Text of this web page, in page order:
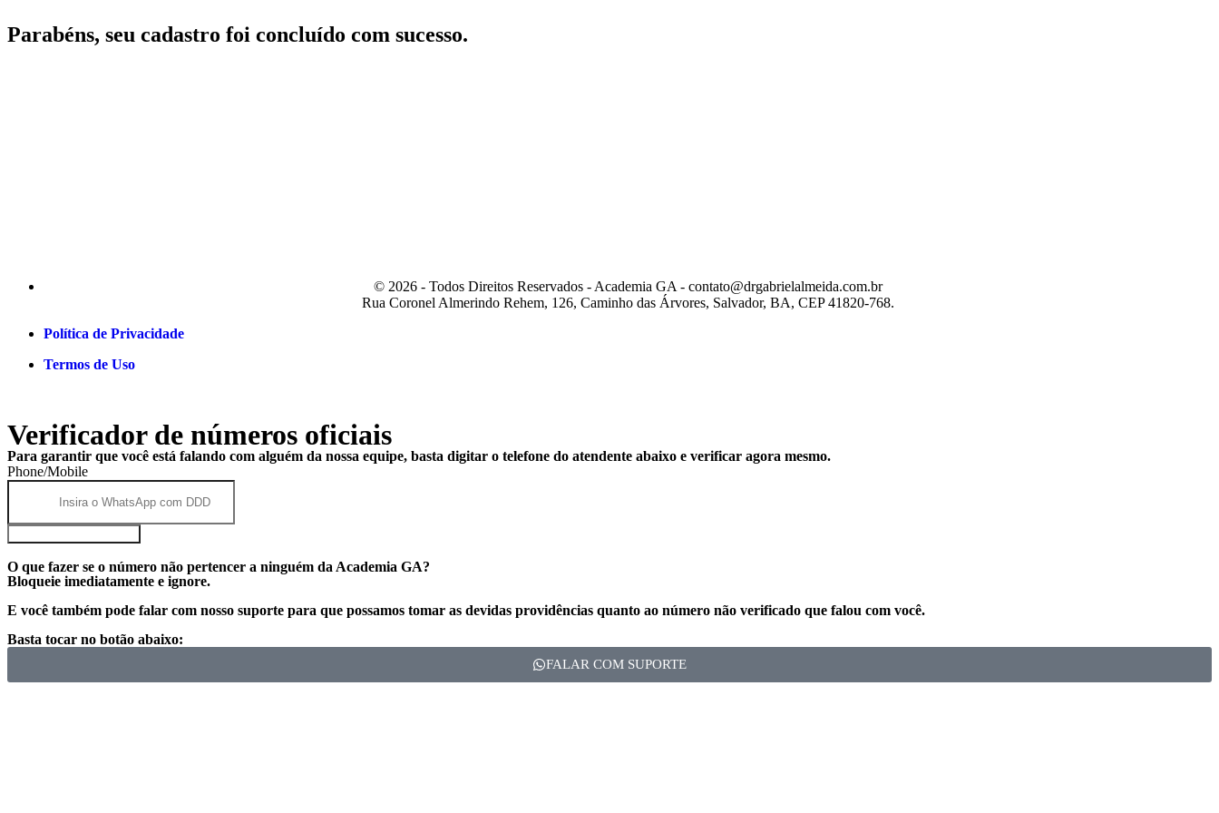
Parabéns, seu cadastro foi concluído com sucesso.
© 2026 - Todos Direitos Reservados - Academia GA - contato@drgabrielalmeida.com.br
Rua Coronel Almerindo Rehem, 126, Caminho das Árvores, Salvador, BA, CEP 41820-768.
Política de Privacidade
Termos de Uso
Verificador de números oficiais
Para garantir que você está falando com alguém da nossa equipe, basta digitar o telefone do atendente abaixo e verificar agora mesmo.
Phone/Mobile
O que fazer se o número não pertencer a ninguém da Academia GA?
Bloqueie imediatamente e ignore.
E você também pode falar com nosso suporte para que possamos tomar as devidas providências quanto ao número não verificado que falou com você.
Basta tocar no botão abaixo:
FALAR COM SUPORTE